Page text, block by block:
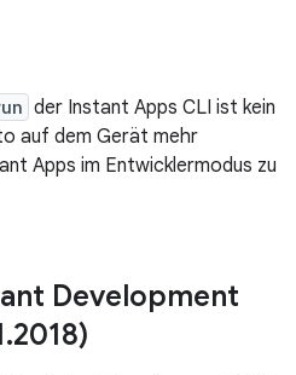
der Instant Apps CLI ist kein
auf dem Gerät mehr
Apps im Entwicklermodus zu
Development
.2018)